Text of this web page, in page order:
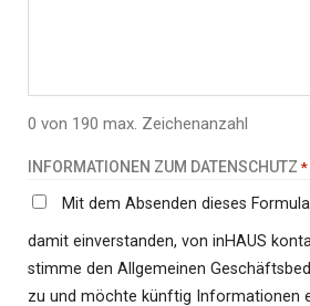
0 von 190 max. Zeichenanzahl
INFORMATIONEN ZUM DATENSCHUTZ *
Mit dem Absenden dieses
damit einverstanden, von inHAUS
stimme den Allgemeinen
zu und möchte künftig Informationen